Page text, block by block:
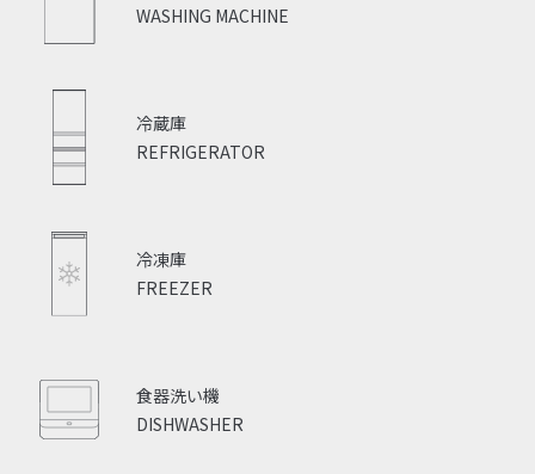
WASHING MACHINE
REFRIGERATOR
冷蔵庫
FREEZER
冷凍庫
DISHWASHER
食器洗い機